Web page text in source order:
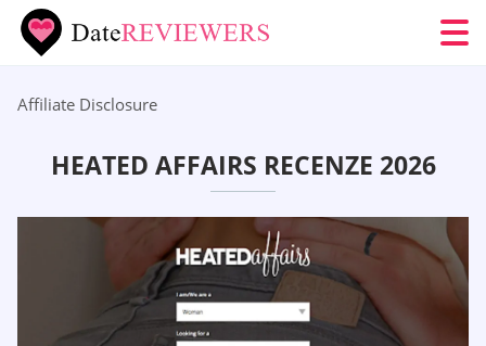
Affiliate Disclosure
HEATED AFFAIRS RECENZE 2026